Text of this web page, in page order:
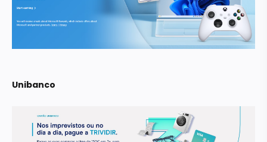
Unibanco